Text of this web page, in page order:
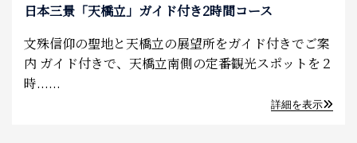
日本三景「天橋立」ガイド付き2時間コース
文殊信仰の聖地と天橋立の展望所をガイド付きでご案
内 ガイド付きで、天橋立南側の定番観光スポットを２
時......
詳細を表示